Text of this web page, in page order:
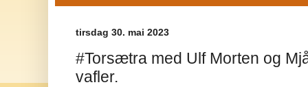
tirsdag 30. mai 2023
#Torsætra med Ulf Morten og
vafler.